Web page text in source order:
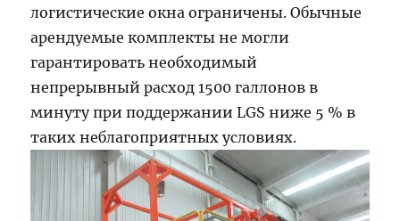
логистические окна ограничены. Обычные
арендуемые комплекты не могли
гарантировать необходимый
непрерывный расход 1500 галлонов в
минуту при поддержании LGS ниже 5 % в
таких неблагоприятных условиях.